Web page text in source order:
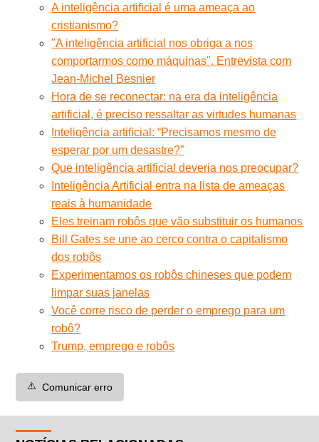
A inteligência artificial é uma ameaça ao
cristianismo?
"A inteligência artificial nos obriga a nos
comportarmos como máquinas". Entrevista com
Jean-Michel Besnier
Hora de se reconectar: na era da inteligência
artificial, é preciso ressaltar as virtudes humanas
Inteligência artificial: “Precisamos mesmo de
esperar por um desastre?”
Que inteligência artificial deveria nos preocupar?
Inteligência Artificial entra na lista de ameaças
reais à humanidade
Eles treinam robôs que vão substituir os humanos
Bill Gates se une ao cerco contra o capitalismo
dos robôs
Experimentamos os robôs chineses que podem
limpar suas janelas
Você corre risco de perder o emprego para um
robô?
Trump, emprego e robôs
⚠️ Comunicar erro